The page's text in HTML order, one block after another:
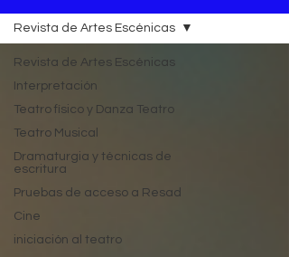
Revista de Artes Escénicas
Interpretación
Teatro físico y Danza Teatro
Teatro Musical
Dramaturgia y técnicas de
escritura
Pruebas de acceso a Resad
Cine
iniciación al teatro
Revista de Artes Escénicas